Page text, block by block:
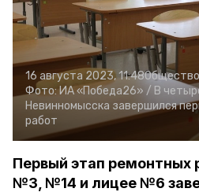
16 августа 2023, 11:48Общество
Фото:ИА «Победа26» / В
Невинномысска завершился
работ
Первый этап ремонтных
№3, №14 и лицее №6